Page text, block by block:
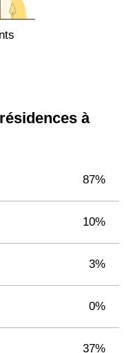
à
87%
10%
3%
0%
37%